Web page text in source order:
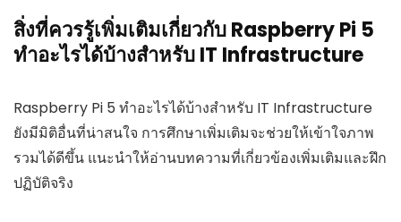
สิ่งที่ควรรู้เพิ่มเติมเกี่ยวกับ Raspberry Pi 5
ทำอะไรได้บ้างสำหรับ IT Infrastructure
Raspberry Pi 5 ทำอะไรได้บ้างสำหรับ IT Infrastructure
ยังมีมิติอื่นที่น่าสนใจ การศึกษาเพิ่มเติมจะช่วยให้เข้าใจภาพ
รวมได้ดีขึ้น แนะนำให้อ่านบทความที่เกี่ยวข้องเพิ่มเติมและฝึก
ปฏิบัติจริง